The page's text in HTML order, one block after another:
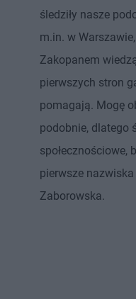
śledziły nasze
m.in. w
Zakopanem
pierwszych stron
pomagają. Mogę
podobnie, dlatego
społecznościowe,
pierwsze
Zaborowska.